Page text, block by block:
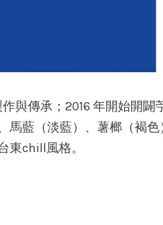
與傳承；2016 年開始開
藍（淡藍）、薯榔（褐
東chill風格。